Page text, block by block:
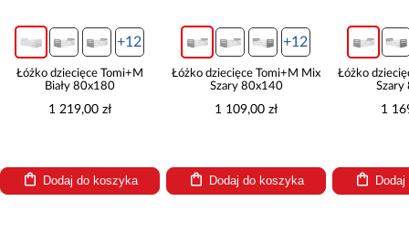
+12
Łóżko dziecięce Tomi+M
Biały 80x180
1 219,00 zł
Dodaj do koszyka
+12
Łóżko dziecięce Tomi+M Mix
Szary 80x140
1 109,00 zł
Dodaj do koszyka
Łóżko
Szary
1